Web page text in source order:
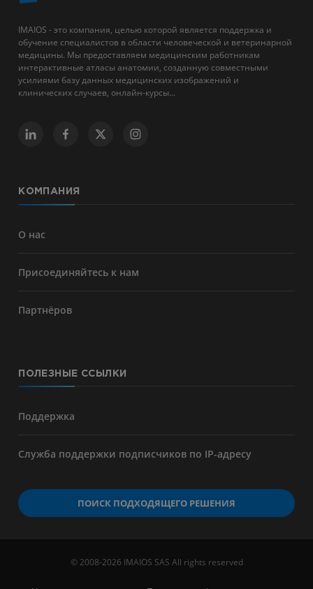
IMAIOS - это компания, целью которой является поддержка и
обучение специалистов в области человеческой и ветеринарной
медицины. Мы предоставляем медицинским работникам
интерактивные атласы анатомии, созданную совместными
усилиями базу данных медицинских изображений и
клинических случаев, онлайн-курсы...
КОМПАНИЯ
О нас
Присоединяйтесь к нам
Партнёров
ПОЛЕЗНЫЕ ССЫЛКИ
Поддержка
Служба поддержки подписчиков по IP-адресу
ПОИСК ПОДХОДЯЩЕГО РЕШЕНИЯ
© 2008-2026 IMAIOS SAS All rights reserved